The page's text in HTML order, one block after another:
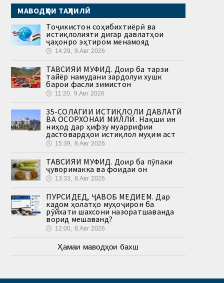
МАВОДҲОИ ТАҲЛИЛӢ
Тоҷикистон соҳибихтиёрӣ ва
истиқлолияти дигар давлатҳои
ҷаҳонро эҳтиром менамояд
🕔 14:29, 9.Авг 2026
ТАВСИЯИ МУФИД. Доир ба тарзи
тайёр намудани зардолуи хушк
барои фасли зимистон
🕔 11:20, 9.Авг 2026
35-СОЛАГИИ ИСТИҚЛОЛИ ДАВЛАТӢ
ВА ОСОРХОНАИ МИЛЛӢ. Нақши ин
ниҳод дар ҳифзу муаррифии
дастовардҳои истиқлол муҳим аст
🕔 15:39, 8.Авг 2026
ТАВСИЯИ МУФИД. Доир ба пӯпаки
ҷуворимакка ва фоидаи он
🕔 13:33, 8.Авг 2026
ПУРСИДЕД, ҶАВОБ МЕДИҲЕМ. Дар
кадом ҳолатҳо муҳоҷирон ба
рӯйхати шахсони назоратшаванда
ворид мешаванд?
🕔 12:00, 8.Авг 2026
Ҳамаи маводҳои бахш